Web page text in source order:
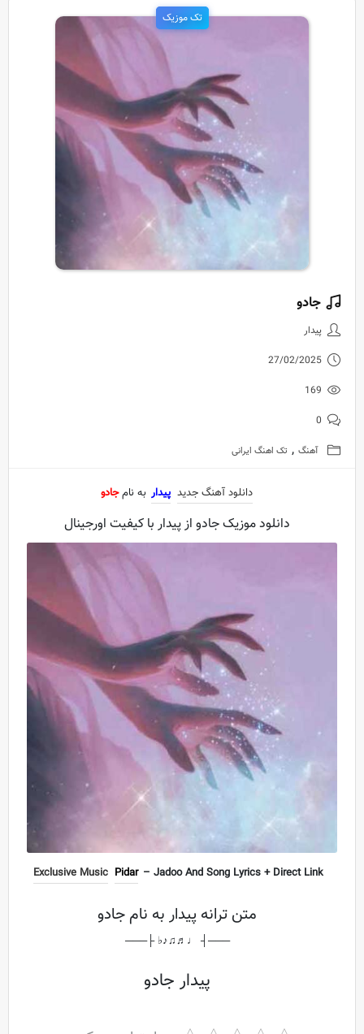
تک موزیک
دانلود آهنگ جدید پیدار به نام
جادو
پیدار
27/02/2025
169
0
آهنگ , تک اهنگ ایرانی
دانلود آهنگ جدید پیدار به نامجادو
دانلود موزیک جادو از پیدار با کیفیت اورجینال
Exclusive Music Pidar – Jadoo And Song Lyrics + Direct Link
متن ترانه پیدار به نام جادو
───┤ ♩♬♫♪♭ ├───
پیدار جادو